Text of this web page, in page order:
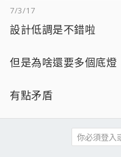
7/3/17
設計低調是不錯啦
但是為啥還要多個底燈
有點矛盾
你必須登入